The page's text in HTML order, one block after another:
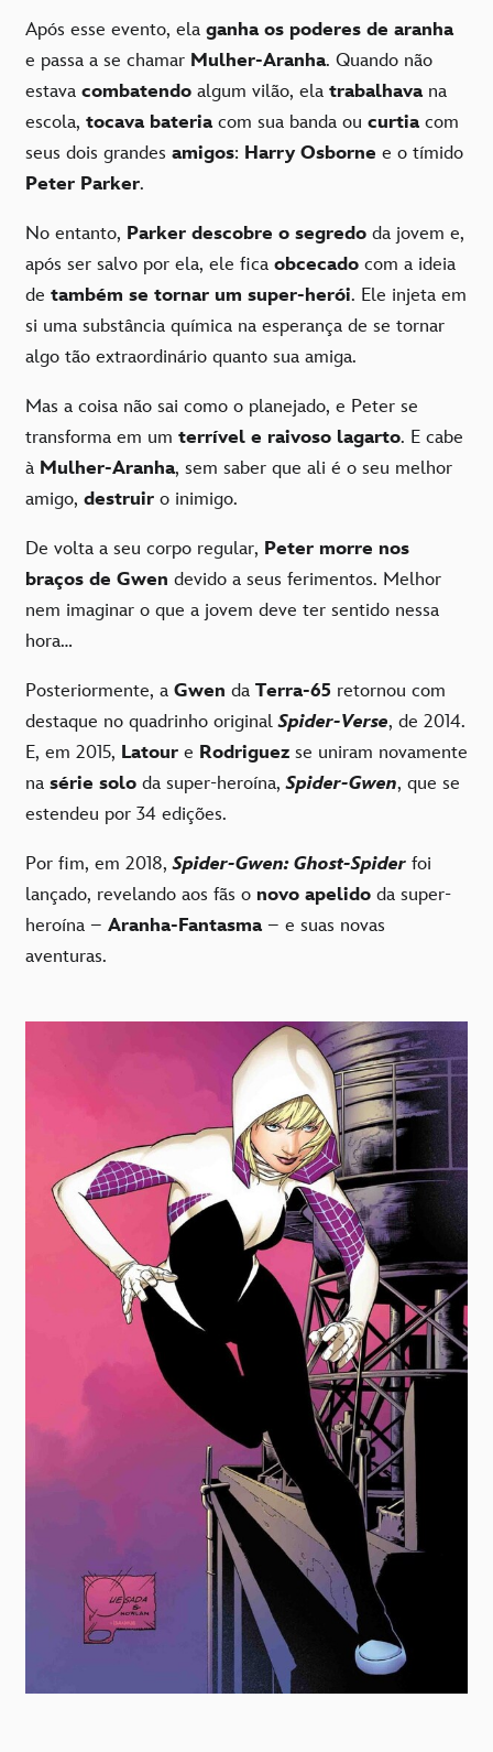
Após esse evento, ela ganha os poderes de aranha
e passa a se chamar Mulher-Aranha. Quando não
estava combatendo algum vilão, ela trabalhava na
escola, tocava bateriacom sua banda ou curtia com
seus dois grandes amigos: Harry Osborne e o tímido
Peter Parker.
No entanto, Parker descobre o segredo da jovem e,
após ser salvo por ela, ele fica obcecado com a ideia
de também se tornar um super-herói. Ele injeta em
si uma substância química na esperança de se tornar
algo tão extraordinário quanto sua amiga.
Mas a coisa não sai como o planejado, e Peter se
transforma em um terrível e raivoso lagarto. E cabe
à Mulher-Aranha, sem saber que ali é o seu melhor
amigo, destruir o inimigo.
De volta a seu corpo regular, Peter morre nos
braços de Gwen devido a seus ferimentos. Melhor
nem imaginar o que a jovem deve ter sentido nessa
hora…
Posteriormente, a Gwen da Terra-65 retornou com
destaque no quadrinho originalSpider-Verse, de 2014.
E, em 2015, Latour e Rodriguez se uniram novamente
na série solo da super-heroína,Spider-Gwen, que se
estendeu por 34 edições.
Por fim, em 2018,Spider-Gwen: Ghost-Spider foi
lançado, revelando aos fãs o novo apelido da super-
heroína – Aranha-Fantasma– e suas novas
aventuras.